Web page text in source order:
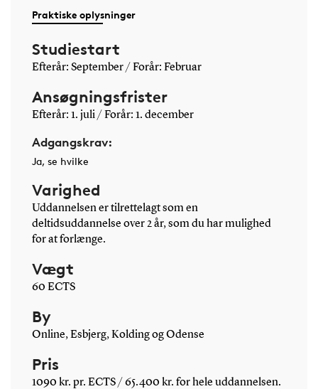
Praktiske oplysninger
Studiestart
Efterår: September / Forår: Februar
Ansøgningsfrister
Efterår: 1. juli / Forår: 1. december
Adgangskrav:
Ja, se hvilke
Varighed
Uddannelsen er tilrettelagt som en
deltidsuddannelse over 2 år, som du har mulighed
for at forlænge.
Vægt
60 ECTS
By
Online, Esbjerg, Kolding og Odense
Pris
1090 kr. pr. ECTS / 65.400 kr. for hele uddannelsen.